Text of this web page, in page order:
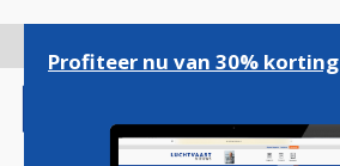
gaan
Profiteer nu van 30% korting